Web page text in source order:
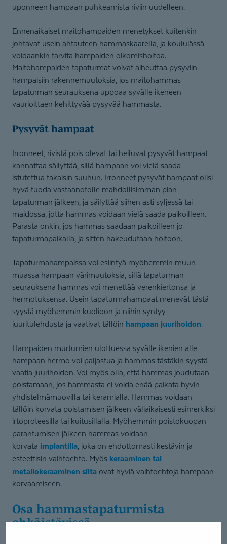
uponneen hampaan puhkeamista riviin uudelleen.
Ennenaikaiset maitohampaiden menetykset kuitenkin
johtavat usein ahtauteen hammaskaarella, ja kouluiässä
voidaankin tarvita hampaiden oikomishoitoa.
Maitohampaiden tapaturmat voivat aiheuttaa pysyviin
hampaisiin rakennemuutoksia, jos maitohammas
tapaturman seurauksena uppoaa syvälle ikeneen
vaurioittaen kehittyvää pysyvää hammasta.
Pysyvät hampaat
Irronneet, rivistä pois olevat tai heiluvat pysyvät hampaat
kannattaa säilyttää, sillä hampaan voi vielä saada
istutettua takaisin suuhun. Irronneet pysyvät hampaat olisi
hyvä tuoda vastaanotolle mahdollisimman pian
tapaturman jälkeen, ja säilyttää siihen asti syljessä tai
maidossa, jotta hammas voidaan vielä saada paikoilleen.
Parasta onkin, jos hammas saadaan paikoilleen jo
tapaturmapaikalla, ja sitten hakeudutaan hoitoon.
Tapaturmahampaissa voi esiintyä myöhemmin muun
muassa hampaan värimuutoksia, sillä tapaturman
seurauksena hammas voi menettää verenkiertonsa ja
hermotuksensa. Usein tapaturmahampaat menevät tästä
syystä myöhemmin kuolioon ja niihin syntyy
juuritulehdusta ja vaativat tällöin hampaan juurihoidon.
Hampaiden murtumien ulottuessa syvälle ikenien alle
hampaan hermo voi paljastua ja hammas tästäkin syystä
vaatia juurihoidon. Voi myös olla, että hammas joudutaan
poistamaan, jos hammasta ei voida enää paikata hyvin
yhdistelmämuovilla tai keramialla. Hammas voidaan
tällöin korvata poistamisen jälkeen väliaikaisesti esimerkiksi
irtoproteesilla tai kuitusillalla. Myöhemmin poistokuopan
parantumisen jälkeen hammas voidaan
korvata implantilla, joka on ehdottomasti kestävin ja
esteettisin vaihtoehto. Myös keraaminen tai
metallokeraaminen silta ovat hyviä vaihtoehtoja hampaan
korvaamiseen.
Osa hammastapa­turmista
ehkäistävissä